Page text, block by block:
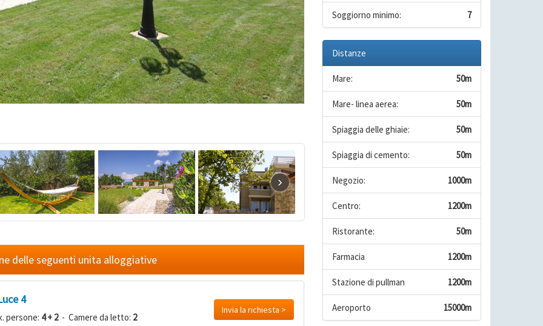
›
delle seguenti unita alloggiative
4
persone: 4 + 2- Camere da letto: 2
Invia la richiesta >
Soggiorno minimo: 7
Distanze
Mare: 50m
Mare- linea aerea: 50m
Spiaggia delle ghiaie: 50m
Spiaggia di cemento: 50m
Negozio: 1000m
Centro: 1200m
Ristorante: 50m
Farmacia 1200m
Stazione di pullman 1200m
Aeroporto 15000m